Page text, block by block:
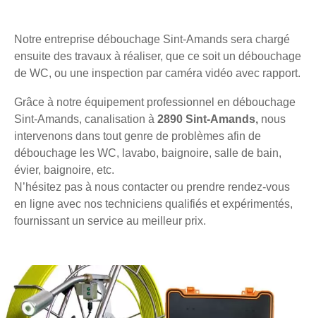
Notre entreprise débouchage Sint-Amands sera chargé
ensuite des travaux à réaliser, que ce soit un débouchage
de WC, ou une inspection par caméra vidéo avec rapport.
Grâce à notre équipement professionnel en débouchage
Sint-Amands, canalisation à 2890 Sint-Amands, nous
intervenons dans tout genre de problèmes afin de
débouchage les WC, lavabo, baignoire, salle de bain,
évier, baignoire, etc.
N’hésitez pas à nous contacter ou prendre rendez-vous
en ligne avec nos techniciens qualifiés et expérimentés,
fournissant un service au meilleur prix.